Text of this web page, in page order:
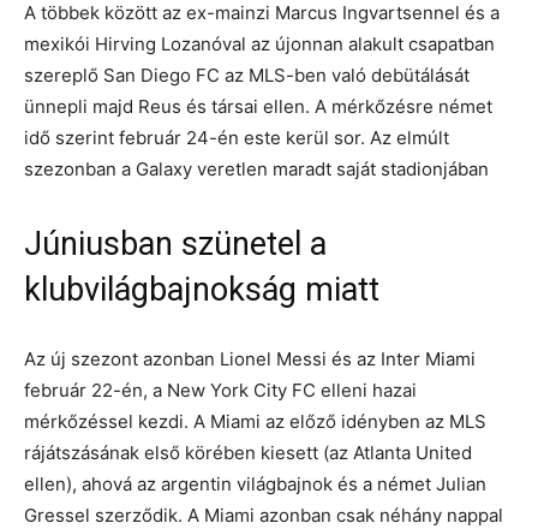
A többek között az ex-mainzi Marcus Ingvartsennel és a
mexikói Hirving Lozanóval az újonnan alakult csapatban
szereplő San Diego FC az MLS-ben való debütálását
ünnepli majd Reus és társai ellen. A mérkőzésre német
idő szerint február 24-én este kerül sor. Az elmúlt
szezonban a Galaxy veretlen maradt saját stadionjában
Júniusban szünetel a
klubvilágbajnokság miatt
Az új szezont azonban Lionel Messi és az Inter Miami
február 22-én, a New York City FC elleni hazai
mérkőzéssel kezdi. A Miami az előző idényben az MLS
rájátszásának első körében kiesett (az Atlanta United
ellen), ahová az argentin világbajnok és a német Julian
Gressel szerződik. A Miami azonban csak néhány nappal